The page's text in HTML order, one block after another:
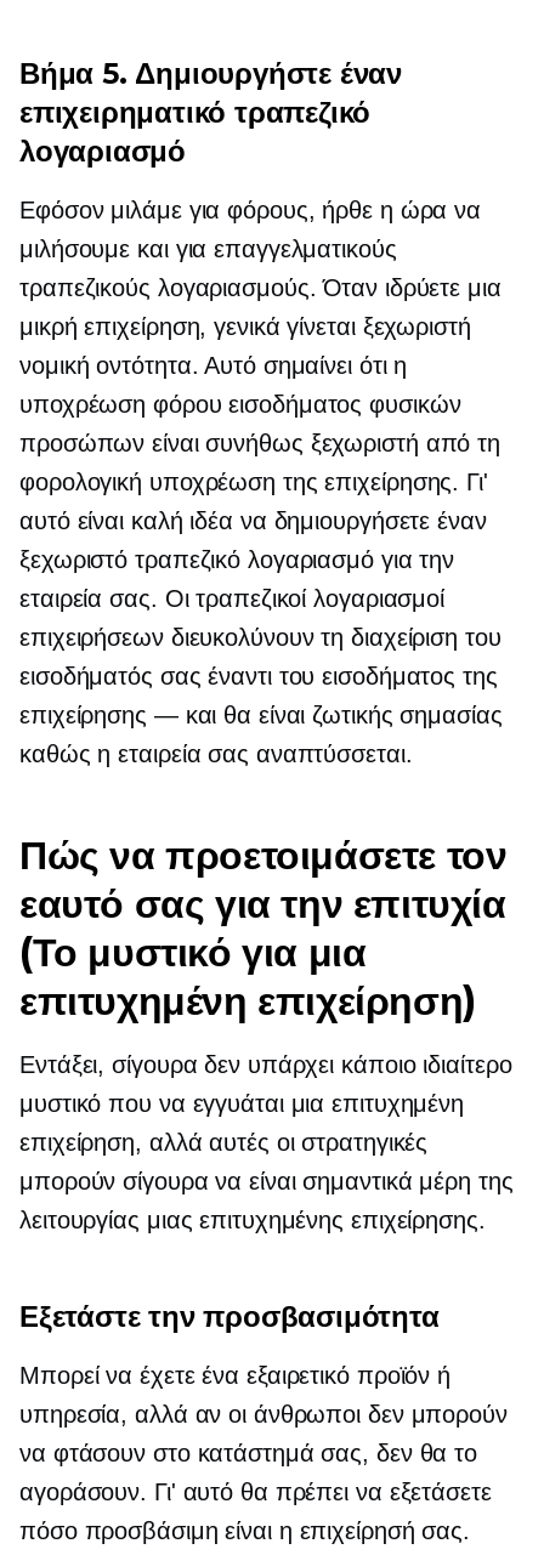
Βήμα 5. Δημιουργήστε έναν
επιχειρηματικό τραπεζικό
λογαριασμό
Εφόσον μιλάμε για φόρους, ήρθε η ώρα να
μιλήσουμε και για επαγγελματικούς
τραπεζικούς λογαριασμούς. Όταν ιδρύετε μια
μικρή επιχείρηση, γενικά γίνεται ξεχωριστή
νομική οντότητα. Αυτό σημαίνει ότι η
υποχρέωση φόρου εισοδήματος φυσικών
προσώπων είναι συνήθως ξεχωριστή από τη
φορολογική υποχρέωση της επιχείρησης. Γι'
αυτό είναι καλή ιδέα να δημιουργήσετε έναν
ξεχωριστό τραπεζικό λογαριασμό για την
εταιρεία σας. Οι τραπεζικοί λογαριασμοί
επιχειρήσεων διευκολύνουν τη διαχείριση του
εισοδήματός σας έναντι του εισοδήματος της
επιχείρησης — και θα είναι ζωτικής σημασίας
καθώς η εταιρεία σας αναπτύσσεται.
Πώς να προετοιμάσετε τον
εαυτό σας για την επιτυχία
(Το μυστικό για μια
επιτυχημένη επιχείρηση)
Εντάξει, σίγουρα δεν υπάρχει κάποιο ιδιαίτερο
μυστικό που να εγγυάται μια επιτυχημένη
επιχείρηση, αλλά αυτές οι στρατηγικές
μπορούν σίγουρα να είναι σημαντικά μέρη της
λειτουργίας μιας επιτυχημένης επιχείρησης.
Εξετάστε την προσβασιμότητα
Μπορεί να έχετε ένα εξαιρετικό προϊόν ή
υπηρεσία, αλλά αν οι άνθρωποι δεν μπορούν
να φτάσουν στο κατάστημά σας, δεν θα το
αγοράσουν. Γι' αυτό θα πρέπει να εξετάσετε
πόσο προσβάσιμη είναι η επιχείρησή σας.